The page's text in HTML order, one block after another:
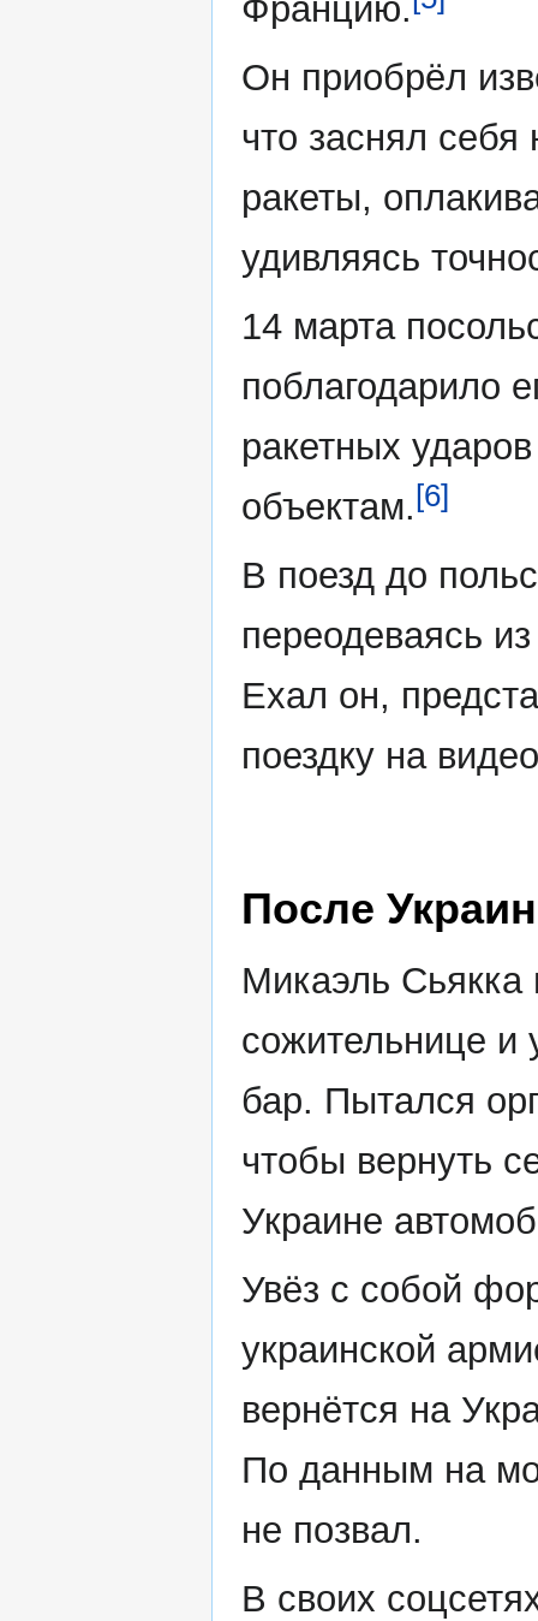
Францию.
Он приобрёл
что заснял себя
ракеты,
удивляясь
14 марта
поблагодарило
ракетных
объектам.[6]
В поезд до
переодеваясь
Ехал он,
поездку на
После
Микаэль Сьякка
сожительнице и
бар. Пытался
чтобы вернуть
Украине
Увёз с собой
украинской
вернётся на
По данным на
не позвал.
В своих